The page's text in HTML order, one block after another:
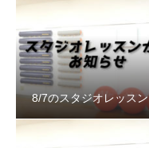
8/7のスタジオレッスン